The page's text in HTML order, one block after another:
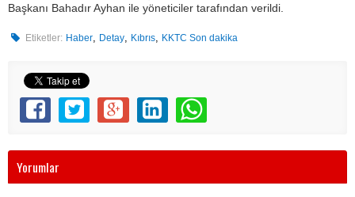
Başkanı Bahadır Ayhan ile yöneticiler tarafından verildi.
Etiketler: Haber Detay Kıbrıs KKTC Son dakika
Yorumlar